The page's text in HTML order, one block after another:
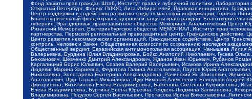
Фонд защиты прав граждан Штаб, Институт права и публичной политики,
Открытый Петербург, Феникс ПЛЮС, Лига Избирателей, Правовая инициатива,
Центр поддержки и содействия развитию средств массовой информации, Горячая
Благотворительный фонд охраны здоровья и защиты прав граждан,
губерния, Эра здоровья, правозащитное общество Мемориал, Аналитический Центр
Рязанский Мемориал, Екатеринбургское общество МЕМОРИАЛ, Институт прав
партнерства, Пермский региональный правозащитный центр, Гражданское
Центр развития некоммерческих организаций, Гражданское содействие, Центр
контроль, Человек и Закон, Общественная комиссия по сохранению наследия
Общественный вердикт, Евразийская антимонопольная ассоциация, Чанышева Лилия
Валерьевна, Бурдина Юлия Владимировна, Бойко Анатолий Николаевич, Гусева
Бекханович, Шевченко Дмитрий Александрович, Жданов Иван Юрьевич, Рубанов
Каргалицкий Борис Юльевич, Созаев Валерий Валерьевич, Исакова Ирина
Людевиг Марина Зариевна, Федотова Галина Анатольевна, Паутов Юрий
Николаевна, Золотарева Екатерина Александровна, Рачинский Ян Збигневич,
Анатольевич, Щур Татьяна Михайловна, Щур Николай Алексеевич, Блинушов Андрей
Дмитриевна, Вититинова Елена Владимировна, Баженова Светлана Куприяновна,
Елена Владимировна, Буртина Елена Юрьевна, Гендель Людмила Залмановна,
Владимировна, Подузов Сергей Васильевич, Протасова Ирина Вячеславовна,